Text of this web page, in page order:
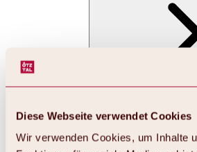
Diese Webseite verwendet Cookies
Wir verwenden Cookies, um Inhalte